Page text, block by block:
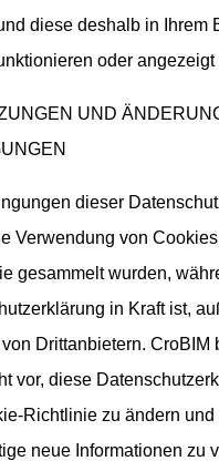
diese deshalb in Ihrem
oder angezeigt
UND
dieser
Verwendung von
gesammelt wurden,
in Kraft ist,
Drittanbietern. CroBIM
vor, diese
Richtlinie zu ändern und
neue Informationen zu